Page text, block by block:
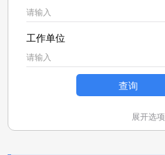
工作单位
查询
展开选项